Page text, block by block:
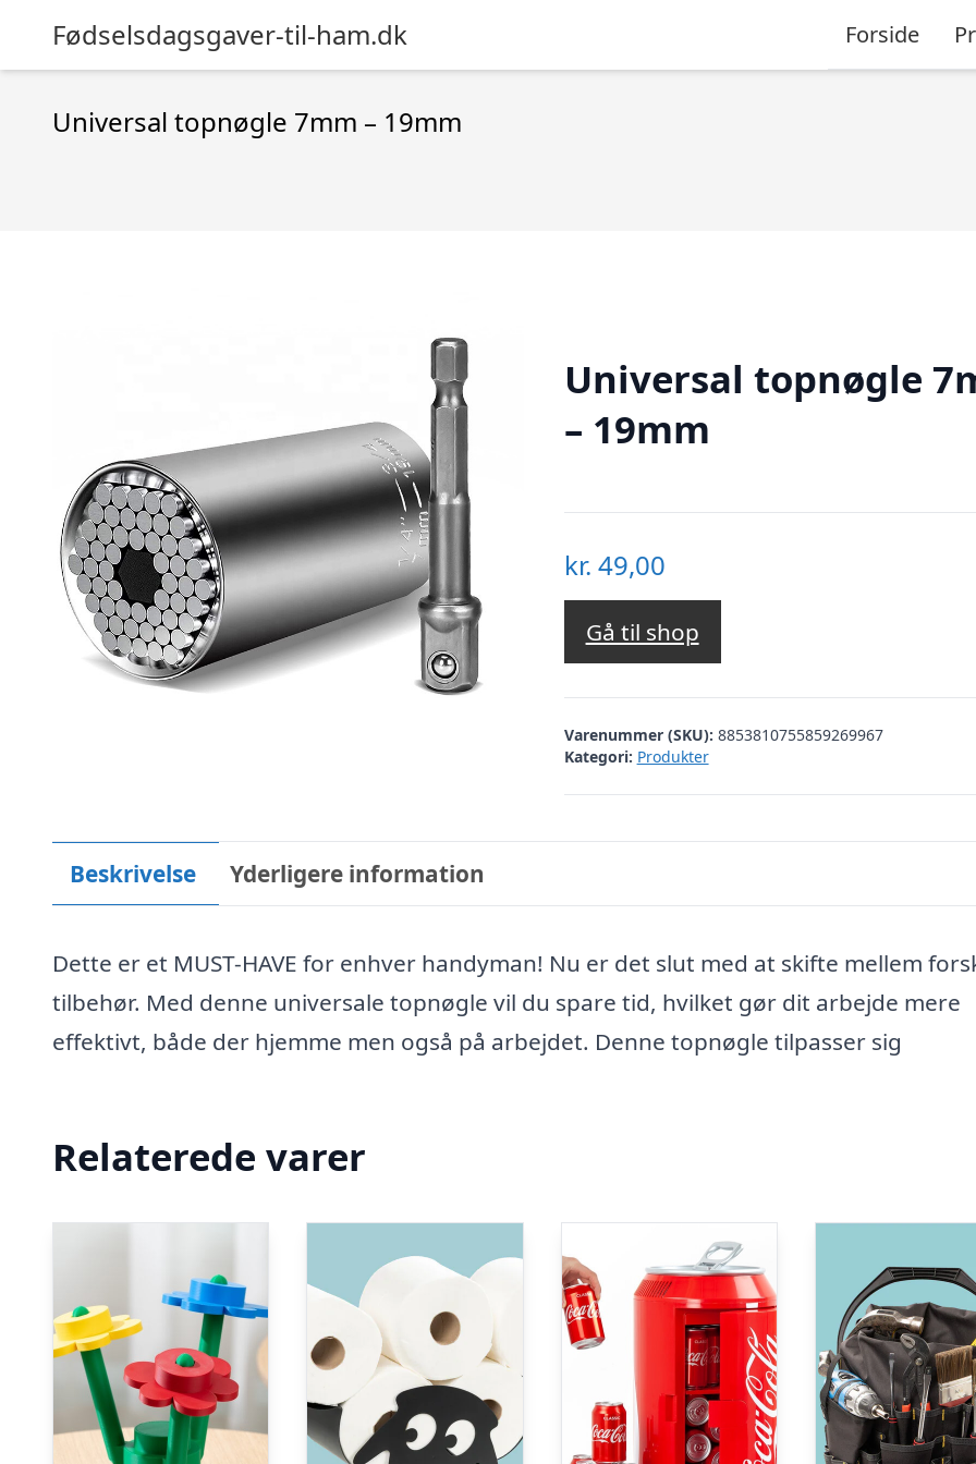
Fødselsdagsgaver-til-ham.dk Forside
Universal topnøgle 7mm – 19mm
Universal topnøgle
– 19mm
kr. 49,00
Gå til shop
Varenummer (SKU): 8853810755859269967
Kategori: Produkter
Beskrivelse Yderligere information
Dette er et MUST-HAVE for enhver handyman! Nu er det slut med at skifte mellem
tilbehør. Med denne universale topnøgle vil du spare tid, hvilket gør dit arbejde mere
effektivt, både der hjemme men også på arbejdet. Denne topnøgle tilpasser sig
Relaterede varer